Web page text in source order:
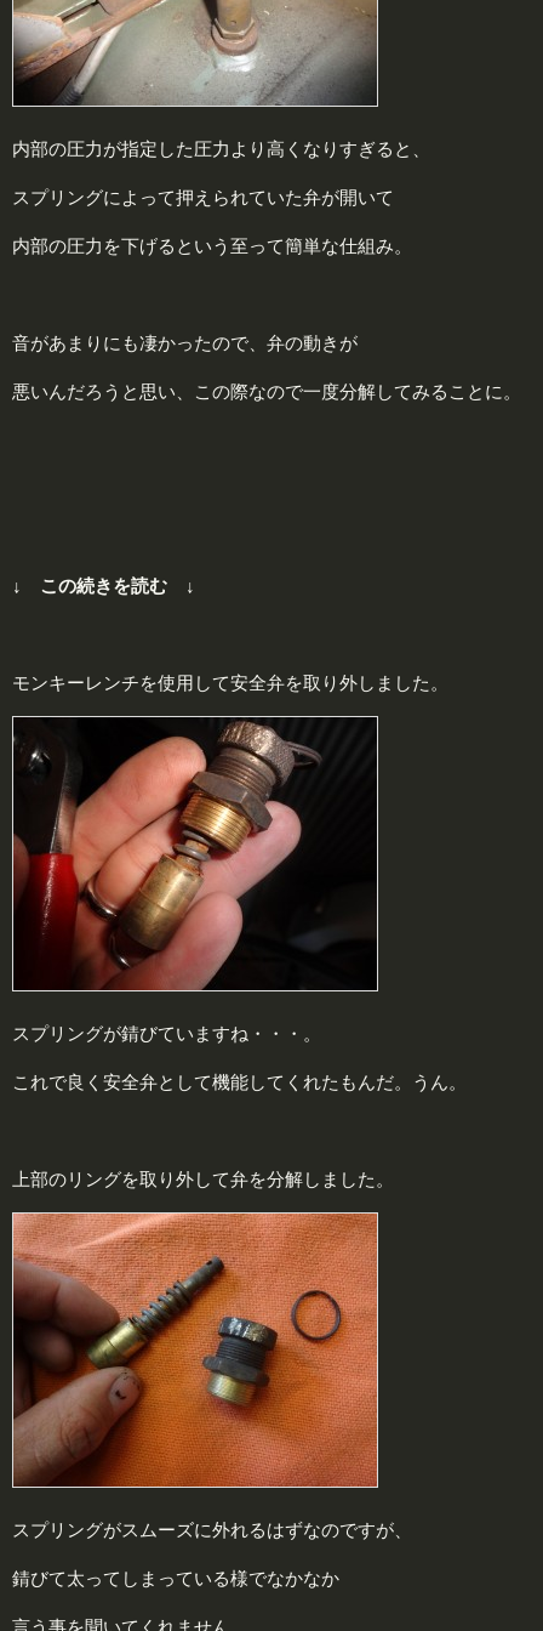
内部の圧力が指定した圧力より高くなりすぎると、
スプリングによって押えられていた弁が開いて
内部の圧力を下げるという至って簡単な仕組み。
音があまりにも凄かったので、弁の動きが
悪いんだろうと思い、この際なので一度分解してみることに。
↓ この続きを読む ↓
モンキーレンチを使用して安全弁を取り外しました。
スプリングが錆びていますね・・・。
これで良く安全弁として機能してくれたもんだ。うん。
上部のリングを取り外して弁を分解しました。
スプリングがスムーズに外れるはずなのですが、
錆びて太ってしまっている様でなかなか
言う事を聞いてくれません。。。